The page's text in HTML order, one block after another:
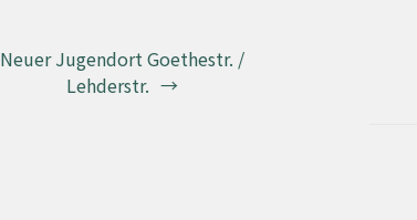
Neuer Jugendort Goethestr. /
Lehderstr.